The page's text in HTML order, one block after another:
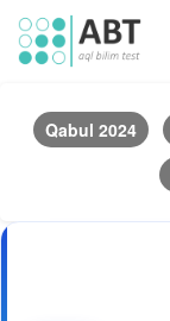
Qabul 2024